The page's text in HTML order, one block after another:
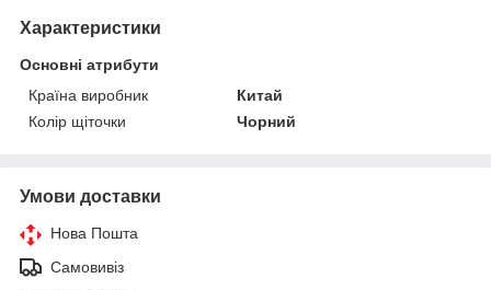
Характеристики
Основні атрибути
Країна виробник
Китай
Колір щіточки
Чорний
Умови доставки
Нова Пошта
Самовивіз